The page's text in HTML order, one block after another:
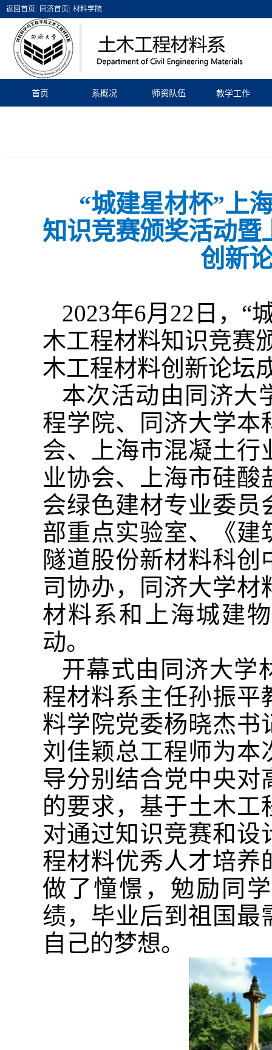
返回首页 同济首页 材料学院
首页 系概况 师资队伍 教学工作
“城建星材杯”上
知识竞赛颁奖活动暨
创新
2023年6月 22 日，“
木工程材料知识竞赛
木工程材料创新论坛
本次活动由同济大
程学院、同济大学本
会、上海市混凝土行
业协会、上海市硅
会绿色建材专业委员
部重点实验室、《建
隧道股份新材料科
司协办，同济大学
材料系和上海城建
动。
开幕式由同济大学
程材料系主任孙振平
料学院党委杨晓杰书
刘佳颖总工程师为本
导分别结合党中央对
的要求，基于土木
对通过知识竞赛和设
程材料优秀人才培养
做了憧憬，勉励同
绩，毕业后到祖国最
自己的梦想。